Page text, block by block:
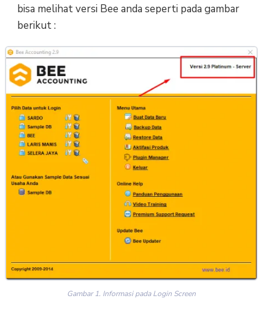
bisa melihat versi Bee anda seperti pada gambar
berikut :
Gambar 1. Informasi pada Login Screen